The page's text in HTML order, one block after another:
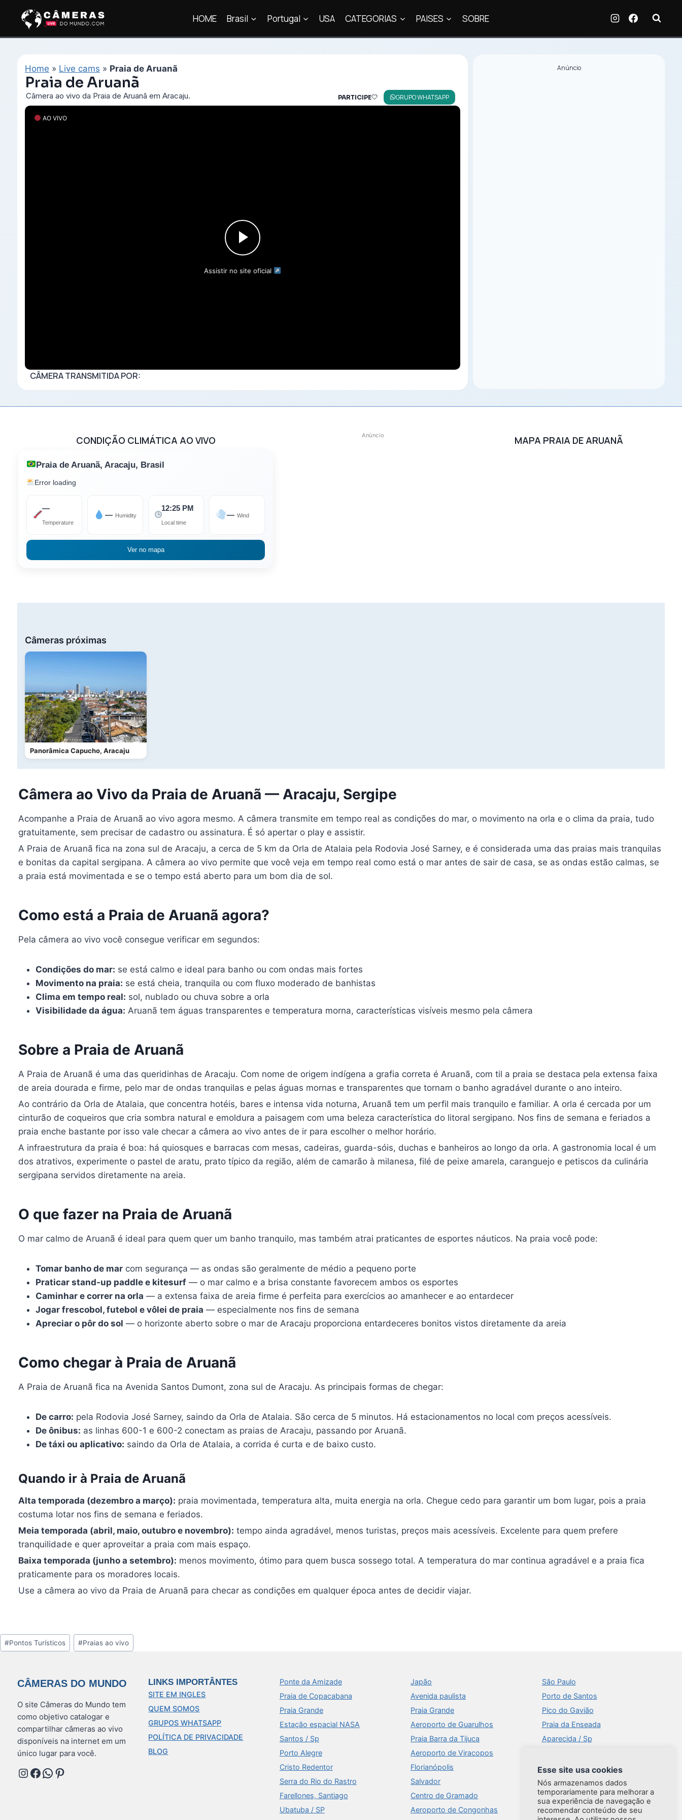
HOME Brasil Portugal USA CATEGORIAS PAISES SOBRE
Home » Live cams » Praia de Aruanã
Praia de Aruanã
Câmera ao vivo da Praia de Aruanã em Aracaju. PARTICIPE GRUPO WHATSAPP
AO VIVO
Assistir no site oficial
CÂMERA TRANSMITIDA POR:
Anúncio
CONDIÇÃO CLIMÁTICA AO VIVO
Praia de Aruanã, Aracaju, Brasil
Error loading
—
Temperature
— Humidity
12:25 PM
Local time
— Wind
Ver no mapa
Anúncio MAPA PRAIA DE ARUANÃ
Câmeras próximas
Panorâmica Capucho, Aracaju
Câmera ao Vivo da Praia de Aruanã — Aracaju, Sergipe
Acompanhe a Praia de Aruanã ao vivo agora mesmo. A câmera transmite em tempo real as condições do mar, o movimento na orla e o clima da praia, tudo
gratuitamente, sem precisar de cadastro ou assinatura. É só apertar o play e assistir.
A Praia de Aruanã fica na zona sul de Aracaju, a cerca de 5 km da Orla de Atalaia pela Rodovia José Sarney, e é considerada uma das praias mais tranquilas
e bonitas da capital sergipana. A câmera ao vivo permite que você veja em tempo real como está o mar antes de sair de casa, se as ondas estão calmas, se
a praia está movimentada e se o tempo está aberto para um bom dia de sol.
Como está a Praia de Aruanã agora?
Pela câmera ao vivo você consegue verificar em segundos:
Condições do mar: se está calmo e ideal para banho ou com ondas mais fortes
Movimento na praia: se está cheia, tranquila ou com fluxo moderado de banhistas
Clima em tempo real: sol, nublado ou chuva sobre a orla
Visibilidade da água: Aruanã tem águas transparentes e temperatura morna, características visíveis mesmo pela câmera
Sobre a Praia de Aruanã
A Praia de Aruanã é uma das queridinhas de Aracaju. Com nome de origem indígena a grafia correta é Aruanã, com til a praia se destaca pela extensa faixa
de areia dourada e firme, pelo mar de ondas tranquilas e pelas águas mornas e transparentes que tornam o banho agradável durante o ano inteiro.
Ao contrário da Orla de Atalaia, que concentra hotéis, bares e intensa vida noturna, Aruanã tem um perfil mais tranquilo e familiar. A orla é cercada por um
cinturão de coqueiros que cria sombra natural e emoldura a paisagem com uma beleza característica do litoral sergipano. Nos fins de semana e feriados a
praia enche bastante por isso vale checar a câmera ao vivo antes de ir para escolher o melhor horário.
A infraestrutura da praia é boa: há quiosques e barracas com mesas, cadeiras, guarda-sóis, duchas e banheiros ao longo da orla. A gastronomia local é um
dos atrativos, experimente o pastel de aratu, prato típico da região, além de camarão à milanesa, filé de peixe amarela, caranguejo e petiscos da culinária
sergipana servidos diretamente na areia.
O que fazer na Praia de Aruanã
O mar calmo de Aruanã é ideal para quem quer um banho tranquilo, mas também atrai praticantes de esportes náuticos. Na praia você pode:
Tomar banho de mar com segurança — as ondas são geralmente de médio a pequeno porte
Praticar stand-up paddle e kitesurf — o mar calmo e a brisa constante favorecem ambos os esportes
Caminhar e correr na orla — a extensa faixa de areia firme é perfeita para exercícios ao amanhecer e ao entardecer
Jogar frescobol, futebol e vôlei de praia — especialmente nos fins de semana
Apreciar o pôr do sol — o horizonte aberto sobre o mar de Aracaju proporciona entardeceres bonitos vistos diretamente da areia
Como chegar à Praia de Aruanã
A Praia de Aruanã fica na Avenida Santos Dumont, zona sul de Aracaju. As principais formas de chegar:
De carro: pela Rodovia José Sarney, saindo da Orla de Atalaia. São cerca de 5 minutos. Há estacionamentos no local com preços acessíveis.
De ônibus: as linhas 600-1 e 600-2 conectam as praias de Aracaju, passando por Aruanã.
De táxi ou aplicativo: saindo da Orla de Atalaia, a corrida é curta e de baixo custo.
Quando ir à Praia de Aruanã
Alta temporada (dezembro a março): praia movimentada, temperatura alta, muita energia na orla. Chegue cedo para garantir um bom lugar, pois a praia
costuma lotar nos fins de semana e feriados.
Meia temporada (abril, maio, outubro e novembro): tempo ainda agradável, menos turistas, preços mais acessíveis. Excelente para quem prefere
tranquilidade e quer aproveitar a praia com mais espaço.
Baixa temporada (junho a setembro): menos movimento, ótimo para quem busca sossego total. A temperatura do mar continua agradável e a praia fica
praticamente para os moradores locais.
Use a câmera ao vivo da Praia de Aruanã para checar as condições em qualquer época antes de decidir viajar.
Tags
do
#Pontos Turísticos #Praias ao vivo
CÂMERAS DO MUNDO
O site Câmeras do Mundo tem
como objetivo catalogar e
compartilhar câmeras ao vivo
disponíveis na internet em um
único lugar para você.
Instagram
Facebook
WhatsApp
Pinterest
LINKS IMPORTÂNTES
SITE EM INGLES
QUEM SOMOS
GRUPOS WHATSAPP
POLÍTICA DE PRIVACIDADE
BLOG
Ponte da Amizade
Praia de Copacabana
Praia Grande
Estação espacial NASA
Santos / Sp
Porto Alegre
Cristo Redentor
Serra do Rio do Rastro
Farellones, Santiago
Ubatuba / SP
Japão
Avenida paulista
Praia Grande
Aeroporto de Guarulhos
Praia Barra da Tijuca
Aeroporto de Viracopos
Florianópolis
Salvador
Centro de Gramado
Aeroporto de Congonhas
São Paulo
Porto de Santos
Pico do Gavião
Praia da Enseada
Aparecida / Sp
Aeroportos
Ilhabela
Brasília
Praia do Forte
Esse site usa cookies
Nós armazenamos dados
temporariamente para melhorar a
sua experiência de navegação e
recomendar conteúdo de seu